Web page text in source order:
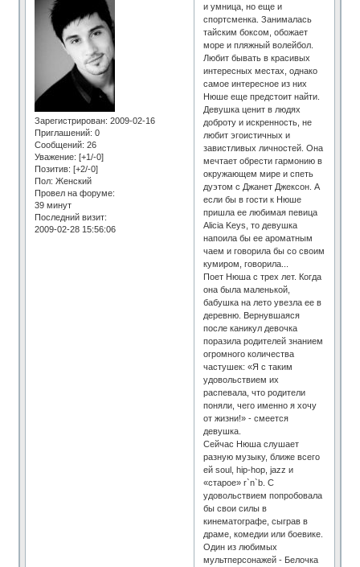
Зарегистрирован: 2009-02-16
Приглашений: 0
Сообщений: 26
Уважение: [+1/-0]
Позитив: [+2/-0]
Пол: Женский
Провел на форуме:
39 минут
Последний визит:
2009-02-28 15:56:06
и умница, но еще и
спортсменка. Занималась
тайским боксом, обожает
море и пляжный волейбол.
Любит бывать в красивых
интересных местах, однако
самое интересное из них
Нюше еще предстоит найти.
Девушка ценит в людях
доброту и искренность, не
любит эгоистичных и
завистливых личностей. Она
мечтает обрести гармонию в
окружающем мире и спеть
дуэтом с Джанет Джексон. А
если бы в гости к Нюше
пришла ее любимая певица
Alicia Keys, то девушка
напоила бы ее ароматным
чаем и говорила бы со своим
кумиром, говорила...
Поет Нюша с трех лет. Когда
она была маленькой,
бабушка на лето увезла ее в
деревню. Вернувшаяся
после каникул девочка
поразила родителей знанием
огромного количества
частушек: «Я с таким
удовольствием их
распевала, что родители
поняли, чего именно я хочу
от жизни!» - смеется
девушка.
Сейчас Нюша слушает
разную музыку, ближе всего
ей soul, hip-hop, jazz и
«старое» r`n`b. С
удовольствием попробовала
бы свои силы в
кинематографе, сыграв в
драме, комедии или боевике.
Один из любимых
мультперсонажей - Белочка